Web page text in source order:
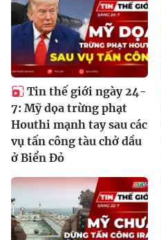
Tin thế giới ngày 24-
7: Mỹ dọa trừng phạt
Houthi mạnh tay sau các
vụ tấn công tàu chở dầu
ở Biển Đỏ